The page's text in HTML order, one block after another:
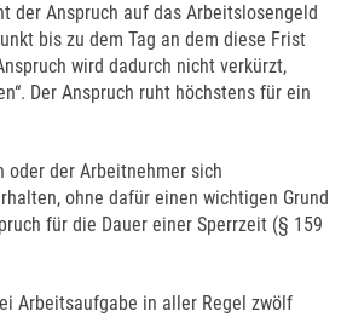
der Anspruch auf das Arbeitslosengeld
bis zu dem Tag an dem diese Frist
wird dadurch nicht verkürzt,
Der Anspruch ruht höchstens für ein
oder der Arbeitnehmer sich
ohne dafür einen wichtigen Grund
für die Dauer einer Sperrzeit (§ 159
Arbeitsaufgabe in aller Regel zwölf